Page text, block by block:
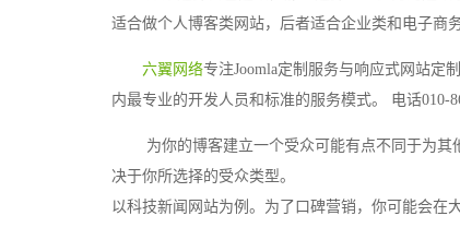
适合做个人博客类网站，后者适合企业类和电子商务
六翼网络专注Joomla定制服务与响应式网站定
内最专业的开发人员和标准的服务模式。 电话010-
为你的博客建立一个受众可能有点不同于为其
决于你所选择的受众类型。
以科技新闻网站为例。为了口碑营销，你可能会在